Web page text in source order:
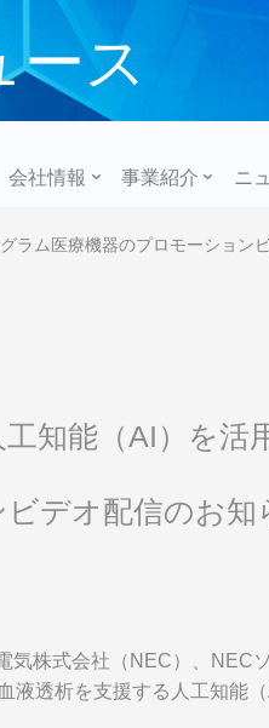
ース
会社情報 事業紹介 ニ
ラム医療機器のプロモーション
知能（AI）を活
デオ配信のお知
株式会社（NEC）、NEC
液透析を支援する人工知能